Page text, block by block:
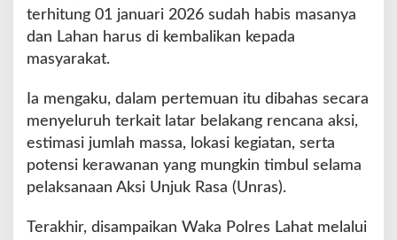
terhitung 01 januari 2026 sudah habis masanya
dan Lahan harus di kembalikan kepada
masyarakat.
Ia mengaku, dalam pertemuan itu dibahas secara
menyeluruh terkait latar belakang rencana aksi,
estimasi jumlah massa, lokasi kegiatan, serta
potensi kerawanan yang mungkin timbul selama
pelaksanaan Aksi Unjuk Rasa (Unras).
Terakhir, disampaikan Waka Polres Lahat melalui